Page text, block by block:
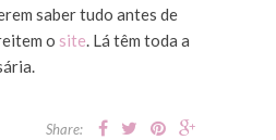
saber tudo antes de
o site. Lá têm toda a
Share: